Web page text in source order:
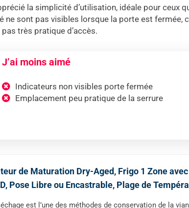
la simplicité d’utilisation, idéale pour ceux
sont pas visibles lorsque la porte est fermée,
très pratique d’accès.
J’ai moins aimé
Indicateurs non visibles porte fermée
Emplacement peu pratique de la serrure
de Maturation Dry-Aged, Frigo 1 Zone
Pose Libre ou Encastrable, Plage de
est l’une des méthodes de conservation de la